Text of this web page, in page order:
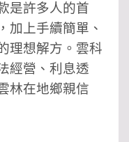
是許多人的首
加上手續簡單、
理想解方。雲科
經營、利息透
林在地鄉親信